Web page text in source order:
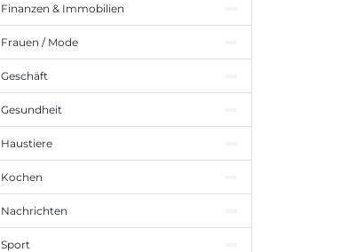
Finanzen & Immobilien
Frauen / Mode
Geschäft
Gesundheit
Haustiere
Kochen
Nachrichten
Sport